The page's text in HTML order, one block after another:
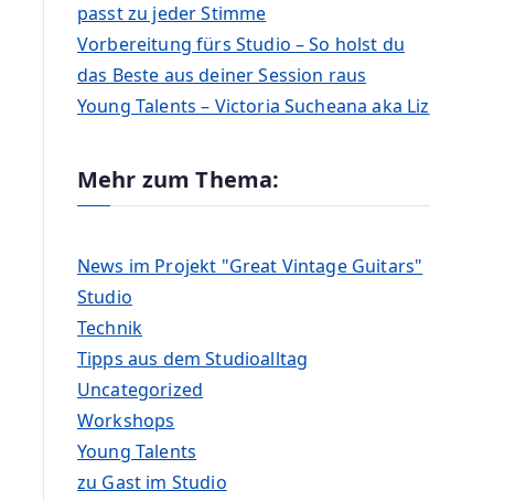
passt zu jeder Stimme
Vorbereitung fürs Studio – So holst du
das Beste aus deiner Session raus
Young Talents – Victoria Sucheana aka Liz
Mehr zum Thema:
News im Projekt "Great Vintage Guitars"
Studio
Technik
Tipps aus dem Studioalltag
Uncategorized
Workshops
Young Talents
zu Gast im Studio